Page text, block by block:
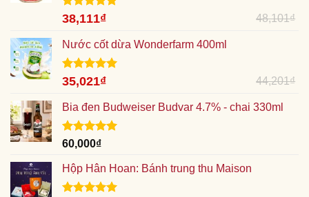
Được xếp
hạng
5 sao
48,101₫
Giá
là:
48,101₫.
38,111₫Giá
tại
là:
38,111₫.
Nước cốt dừa Wonderfarm 400ml
Được xếp
hạng
5 sao
44,201₫
Giá
là:
44,201₫.
35,021₫Giá
tại
là:
Bia đen Budweiser Budvar 4.7% - chai 330ml
Được xếp
5 sao
60,000₫
Hộp Hân Hoan: Bánh trung thu Maison